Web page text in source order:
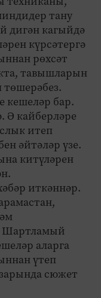
тану
дигән кагыйдә
күрсәтергә
рөхсәт
тавышларын
төшерәбез.
кешеләр бар.
Ә кайберләре
итеп
әйтәләр үзе.
китүләрен
иткәннәр.
Шартламый
аларга
үтеп
сюжет